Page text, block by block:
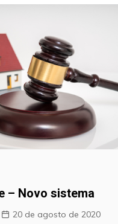
– Novo sistema
20 de agosto de 2020